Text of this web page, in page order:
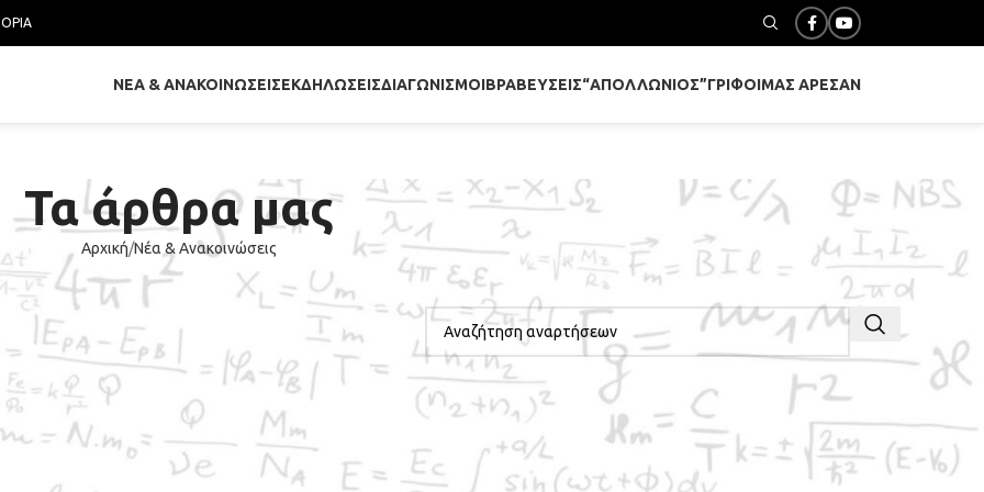
ΝΈΑ & ΑΝΑΚΟΙΝΏΣΕΙΣΕΚΔΗΛΏΣΕΙΣΔΙΑΓΩΝΙΣΜΟΊΒΡΑΒΕΎΣΕΙΣ“ΑΠΟΛΛΏΝΙΟΣ”ΓΡΊΦΟΙΜΑΣ ΆΡΕΣΑΝ
Τα άρθρα μας
Αρχική Νέα & Ανακοινώσεις
Παιδείας
20/11/2014
το διάστημα 7-9 Νοεμβρίου 2014 με ευθύνη του
ΑΝΑΖΉΤΗΣΗ ΣΤΑ ΆΡΘΡΑ